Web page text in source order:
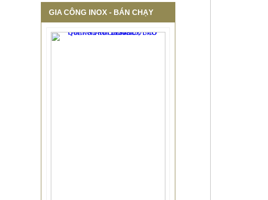
GIA CÔNG INOX - BÁN CHẠY